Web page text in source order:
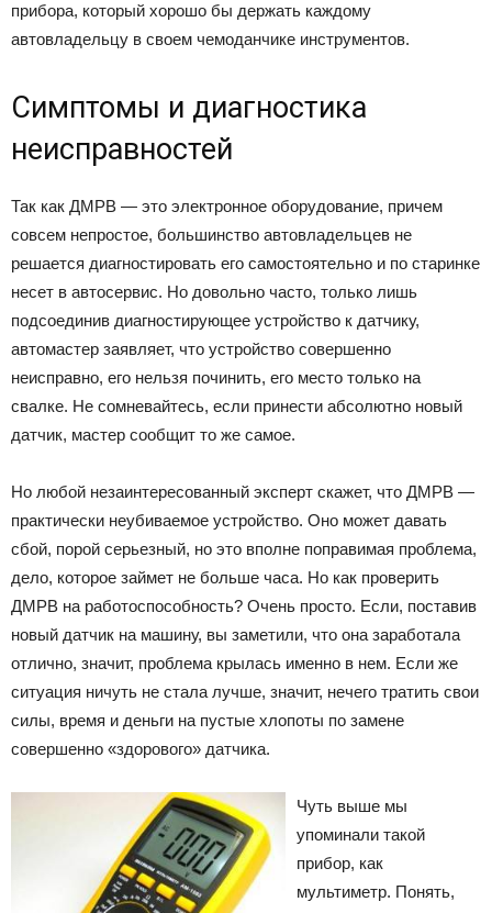
прибора, который хорошо бы держать каждому
автовладельцу в своем чемоданчике инструментов.
Симптомы и диагностика
неисправностей
Так как ДМРВ — это электронное оборудование, причем
совсем непростое, большинство автовладельцев не
решается диагностировать его самостоятельно и по старинке
несет в автосервис. Но довольно часто, только лишь
подсоединив диагностирующее устройство к датчику,
автомастер заявляет, что устройство совершенно
неисправно, его нельзя починить, его место только на
свалке. Не сомневайтесь, если принести абсолютно новый
датчик, мастер сообщит то же самое.
Но любой незаинтересованный эксперт скажет, что ДМРВ —
практически неубиваемое устройство. Оно может давать
сбой, порой серьезный, но это вполне поправимая проблема,
дело, которое займет не больше часа. Но как проверить
ДМРВ на работоспособность? Очень просто. Если, поставив
новый датчик на машину, вы заметили, что она заработала
отлично, значит, проблема крылась именно в нем. Если же
ситуация ничуть не стала лучше, значит, нечего тратить свои
силы, время и деньги на пустые хлопоты по замене
совершенно «здорового» датчика.
Чуть выше мы
упоминали такой
прибор, как
мультиметр. Понять,